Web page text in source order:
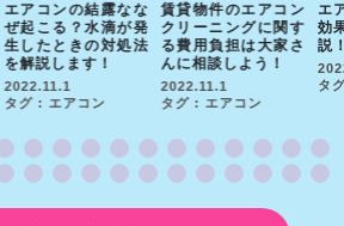
エアコンの結露なな
ぜ起こる？水滴が発
生したときの対処法
を解説します！
2022.11.1
タグ : エアコン
賃貸物件のエアコン
クリーニングに関す
る費用負担は大家さ
んに相談しよう！
2022.11.1
タグ : エアコン
エ
効
説
タ